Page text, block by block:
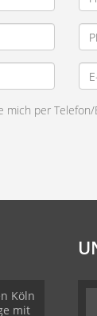
mich per
Köln
mit